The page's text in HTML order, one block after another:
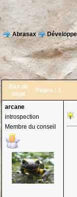
Abrasax
Bas de
page
Pages : 1
arcane
introspection
Membre du conseil